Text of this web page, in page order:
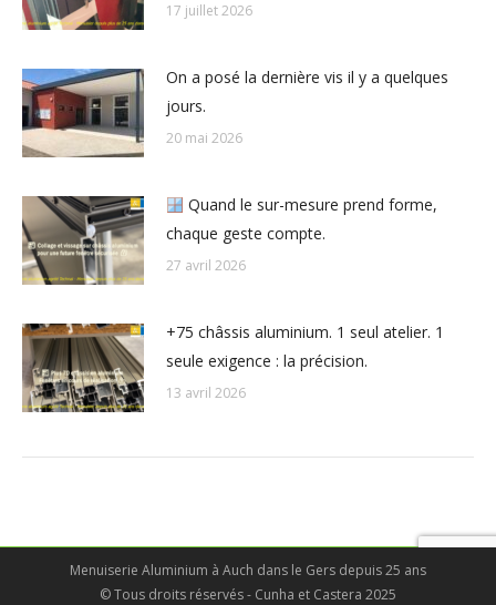
17 juillet 2026
On a posé la dernière vis il y a quelques
jours.
20 mai 2026
Quand le sur-mesure prend forme,
chaque geste compte.
27 avril 2026
+75 châssis aluminium. 1 seul atelier. 1
seule exigence : la précision.
13 avril 2026
Menuiserie Aluminium à Auch dans le Gers depuis 25 ans
© Tous droits réservés - Cunha et Castera 2025